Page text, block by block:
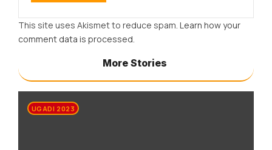
This site uses Akismet to reduce spam. Learn how your
comment data is processed.
More Stories
UGADI 2023